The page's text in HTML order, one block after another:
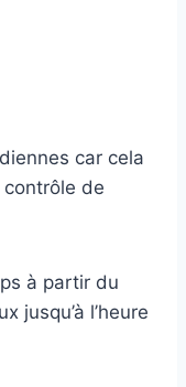
car cela
de
à partir du
jusqu’à l’heure